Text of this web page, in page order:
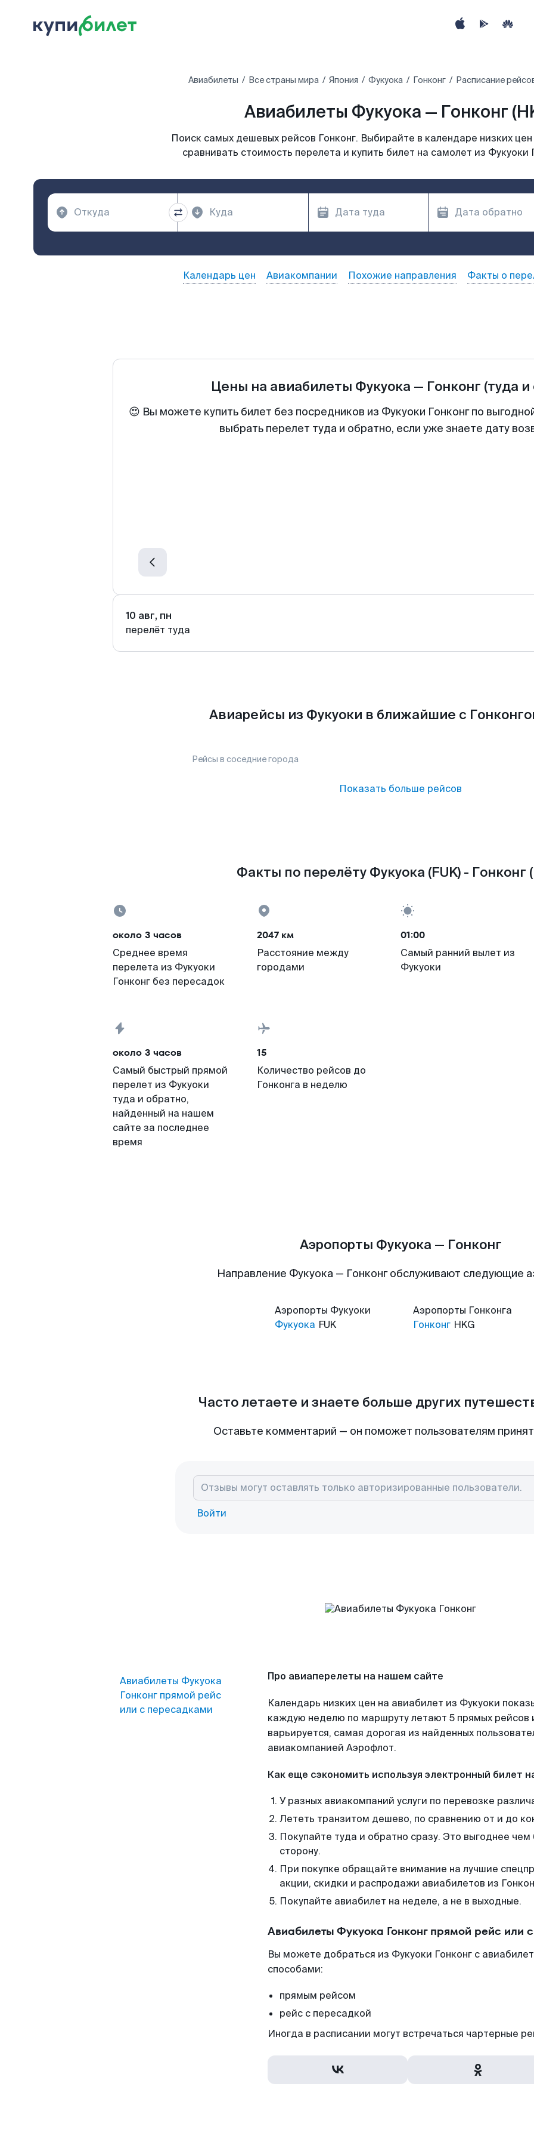
Авиабилеты Все страны мира Япония Фукуока Гонконг Расписание
Авиабилеты Фукуока — Гонконг
Поиск самых дешевых рейсов Гонконг. Выбирайте в календаре низких
сравнивать стоимость перелета и купить билет на самолет из Фукуоки
Календарь цен Авиакомпании Похожие направления Факты о
Цены на авиабилеты Фукуока — Гонконг (туда и
😍 Вы можете купить билет без посредников из Фукуоки Гонконг по
выбрать перелет туда и обратно, если уже знаете дату
10 авг, пн
перелёт туда
Авиарейсы из Фукуоки в ближайшие с
Рейсы в соседние города
Показать больше рейсов
Факты по перелёту Фукуока (FUK) - Гонконг
около 3 часов
Среднее время
перелета из Фукуоки
Гонконг без пересадок
2047 км
Расстояние между
городами
01:00
Самый ранний вылет из
Фукуоки
около 3 часов
Самый быстрый прямой
перелет из Фукуоки
туда и обратно,
найденный на нашем
сайте за последнее
время
15
Количество рейсов до
Гонконга в неделю
Аэропорты Фукуока — Гонконг
Направление Фукуока — Гонконг обслуживают следующие
Аэропорты Фукуоки
Фукуока FUK
Аэропорты Гонконга
Гонконг HKG
Часто летаете и знаете больше других
Оставьте комментарий — он поможет пользователям
Войти
Авиабилеты Фукуока
Гонконг прямой рейс
или с пересадками
Про авиаперелеты на нашем сайте
Календарь низких цен на авиабилет из Фукуоки
каждую неделю по маршруту летают 5 прямых рейсов
варьируется, самая дорогая из найденных
авиакомпанией Аэрофлот.
Как еще сэкономить используя электронный билет
У разных авиакомпаний услуги по перевозке
Лететь транзитом дешево, по сравнению от и до
Покупайте туда и обратно сразу. Это выгоднее чем
сторону.
При покупке обращайте внимание на лучшие
акции, скидки и распродажи авиабилетов из
Покупайте авиабилет на неделе, а не в выходные.
Авиабилеты Фукуока Гонконг прямой рейс или
Вы можете добраться из Фукуоки Гонконг с
способами:
прямым рейсом
рейс с пересадкой
Иногда в расписании могут встречаться чартерные